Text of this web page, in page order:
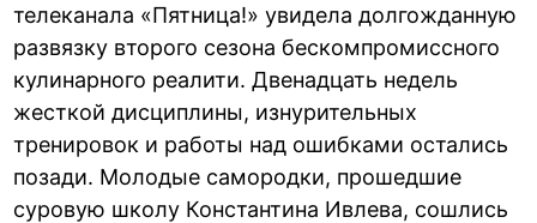
телеканала «Пятница!» увидела долгожданную
развязку второго сезона бескомпромиссного
кулинарного реалити. Двенадцать недель
жесткой дисциплины, изнурительных
тренировок и работы над ошибками остались
позади. Молодые самородки, прошедшие
суровую школу Константина Ивлева, сошлись